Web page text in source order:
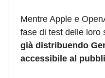
Mentre Apple e
fase di test delle loro
già distribuendo
accessibile al